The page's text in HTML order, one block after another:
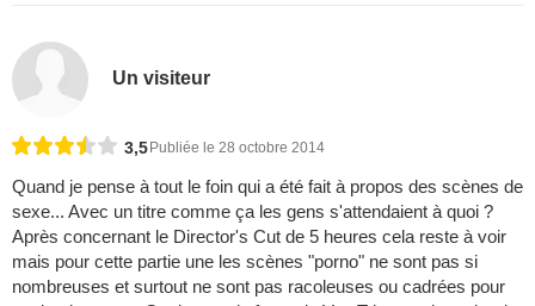
Un visiteur
3,5 Publiée le 28 octobre 2014
Quand je pense à tout le foin qui a été fait à propos des scènes de
sexe... Avec un titre comme ça les gens s'attendaient à quoi ?
Après concernant le Director's Cut de 5 heures cela reste à voir
mais pour cette partie une les scènes "porno" ne sont pas si
nombreuses et surtout ne sont pas racoleuses ou cadrées pour